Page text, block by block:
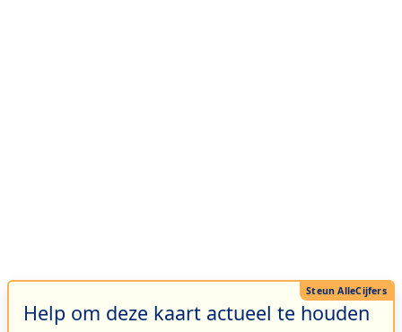
Help om deze kaart actueel te houden